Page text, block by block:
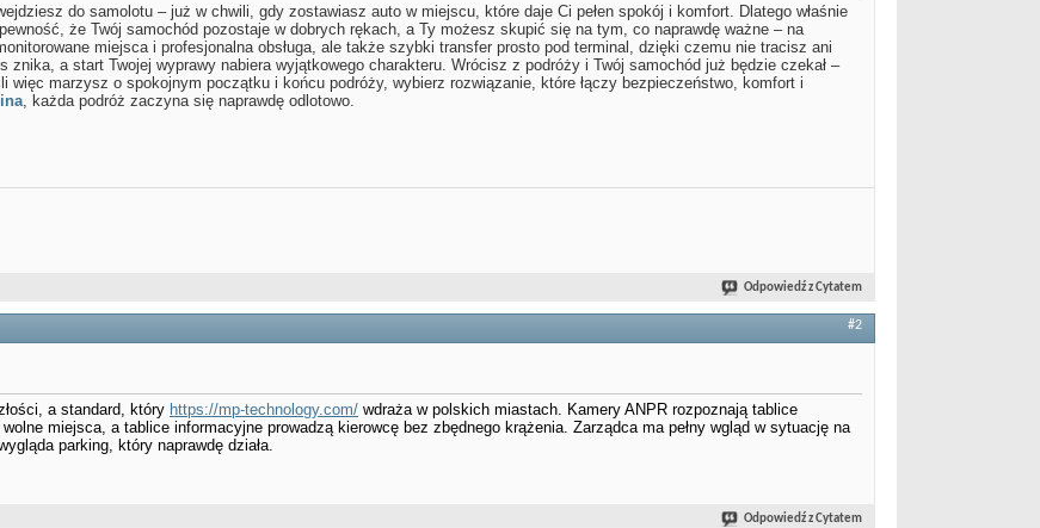
do samolotu – już w chwili, gdy zostawiasz auto w miejscu, które daje Ci pełen spokój i komfort. Dlatego właśnie
że Twój samochód pozostaje w dobrych rękach, a Ty możesz skupić się na tym, co naprawdę ważne – na
miejsca i profesjonalna obsługa, ale także szybki transfer prosto pod terminal, dzięki czemu nie tracisz ani
znika, a start Twojej wyprawy nabiera wyjątkowego charakteru. Wrócisz z podróży i Twój samochód już będzie czekał –
więc marzysz o spokojnym początku i końcu podróży, wybierz rozwiązanie, które łączy bezpieczeństwo, komfort i
, każda podróż zaczyna się naprawdę odlotowo.
Odpowiedź z Cytatem
#2
a standard, który https://mp-technology.com/ wdraża w polskich miastach. Kamery ANPR rozpoznają tablice
miejsca, a tablice informacyjne prowadzą kierowcę bez zbędnego krążenia. Zarządca ma pełny wgląd w sytuację na
parking, który naprawdę działa.
Odpowiedź z Cytatem